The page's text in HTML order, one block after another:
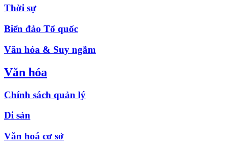
Thời sự
Biển đảo Tổ quốc
Văn hóa & Suy ngẫm
Văn hóa
Chính sách quản lý
Di sản
Văn hoá cơ sở